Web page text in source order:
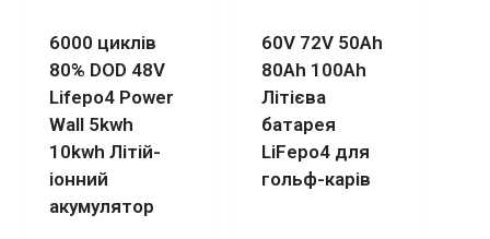
6000 циклів
80% DOD 48V
Lifepo4 Power
Wall 5kwh
10kwh Літій-
іонний
акумулятор
60V 72V 50Ah
80Ah 100Ah
Літієва
батарея
LiFepo4 для
гольф-карів